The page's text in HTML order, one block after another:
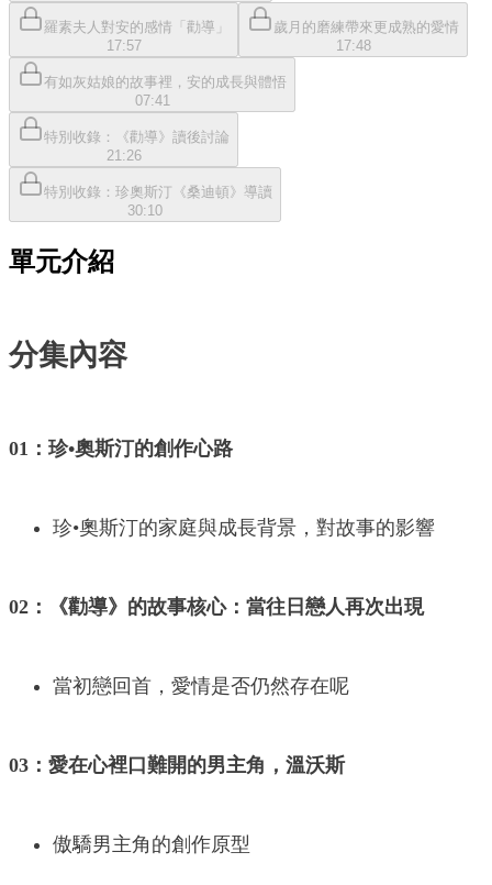
羅素夫人對安的感情「勸導」
17:57
歲月的磨練帶來更成熟的愛情
17:48
有如灰姑娘的故事裡，安的成長與體悟
07:41
特別收錄：《勸導》讀後討論
21:26
特別收錄：珍奧斯汀《桑迪頓》導讀
30:10
單元介紹
分集內容
01：珍•奧斯汀的創作心路
珍•奧斯汀的家庭與成長背景，對故事的影響
02：《勸導》的故事核心：當往日戀人再次出現
當初戀回首，愛情是否仍然存在呢
03：愛在心裡口難開的男主角，溫沃斯
傲驕男主角的創作原型